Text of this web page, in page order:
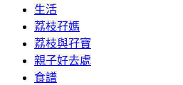
生活
荔枝孖媽
荔枝與孖寶
親子好去處
食譜